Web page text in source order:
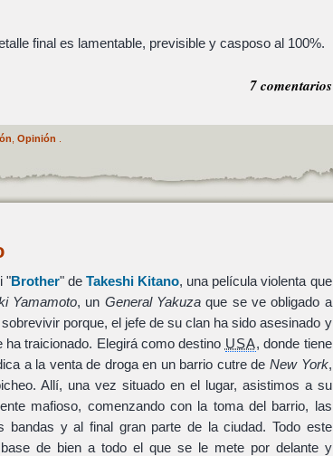
final es lamentable, previsible y casposo al 100%.
7 comentarios
Opinión
"Brother" deTakeshi Kitano, una película violenta que
Yamamoto, un General Yakuzaque se ve obligado a
porque, el jefe de su clan ha sido asesinado y
traicionado. Elegirá como destino USA, donde tiene
a la venta de droga en un barrio cutre deNew York,
Allí, una vez situado en el lugar, asistimos a su
mafioso, comenzando con la toma del barrio, las
bandas y al final gran parte de la ciudad. Todo este
de bien a todo el que se le mete por delante y